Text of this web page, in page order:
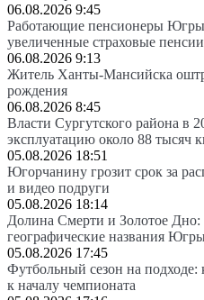
06.08.2026 9:45
Работающие пенсионеры Югры
увеличенные страховые пенсии
06.08.2026 9:13
Житель Ханты-Мансийска
рождения
06.08.2026 8:45
Власти Сургутского района в
эксплуатацию около 88 тысяч
05.08.2026 18:51
Югорчанину грозит срок за
и видео подруги
05.08.2026 18:14
Долина Смерти и Золотое
географические названия
05.08.2026 17:45
Футбольный сезон на
к началу чемпионата